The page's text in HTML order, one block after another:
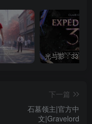
下一篇
石墓领主|官方中
文|Gravelord